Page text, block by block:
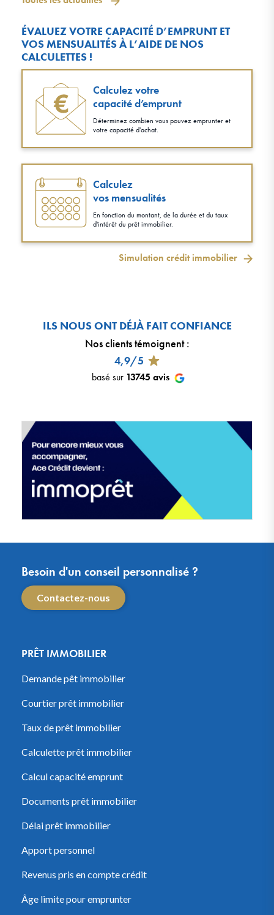
ÉVALUEZ VOTRE CAPACITÉ D’EMPRUNT ET
VOS MENSUALITÉS À L’AIDE DE NOS
CALCULETTES !
Calculez votre
capacité d’emprunt
Déterminez combien vous pouvez emprunter et
votre capacité d'achat.
Calculez
vos mensualités
En fonction du montant, de la durée et du taux
d'intérêt du prêt immobilier.
Simulation crédit immobilier
ILS NOUS ONT DÉJÀ FAIT CONFIANCE
Nos clients témoignent:
4,9/5
basé sur 13745 avis
Besoin d'un conseil personnalisé ?
Contactez-nous
PRÊT IMMOBILIER
Demande pêt immobilier
Courtier prêt immobilier
Taux de prêt immobilier
Calculette prêt immobilier
Calcul capacité emprunt
Documents prêt immobilier
Délai prêt immobilier
Apport personnel
Revenus pris en compte crédit
Âge limite pour emprunter